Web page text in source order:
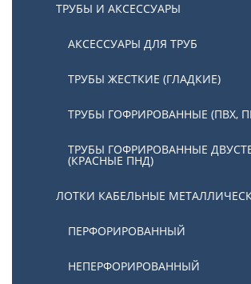
ТРУБЫ И АКСЕССУАРЫ
АКСЕССУАРЫ ДЛЯ ТРУБ
ТРУБЫ ЖЕСТКИЕ (ГЛАДКИЕ)
ТРУБЫ ГОФРИРОВАННЫЕ (ПВХ,
ТРУБЫ ГОФРИРОВАННЫЕ
(КРАСНЫЕ ПНД)
ЛОТКИ КАБЕЛЬНЫЕ
ПЕРФОРИРОВАННЫЙ
НЕПЕРФОРИРОВАННЫЙ